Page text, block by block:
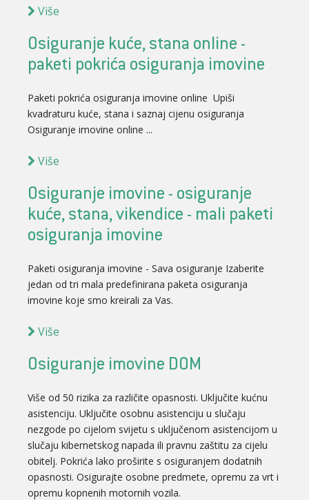
Više
Osiguranje kuće, stana online -
paketi pokrića osiguranja imovine
Paketi pokrića osiguranja imovine online Upiši
kvadraturu kuće, stana i saznaj cijenu osiguranja
Osiguranje imovine online ...
Više
Osiguranje imovine - osiguranje
kuće, stana, vikendice - mali paketi
osiguranja imovine
Paketi osiguranja imovine - Sava osiguranje Izaberite
jedan od tri mala predefinirana paketa osiguranja
imovine koje smo kreirali za Vas.
Više
Osiguranje imovine DOM
Više od 50 rizika za različite opasnosti. Uključite kućnu
asistenciju. Uključite osobnu asistenciju u slučaju
nezgode po cijelom svijetu s uključenom asistencijom u
slučaju kibernetskog napada ili pravnu zaštitu za cijelu
obitelj. Pokrića lako proširite s osiguranjem dodatnih
opasnosti. Osigurajte osobne predmete, opremu za vrt i
opremu kopnenih motornih vozila.